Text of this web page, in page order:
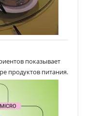
показывает
продуктов питания.